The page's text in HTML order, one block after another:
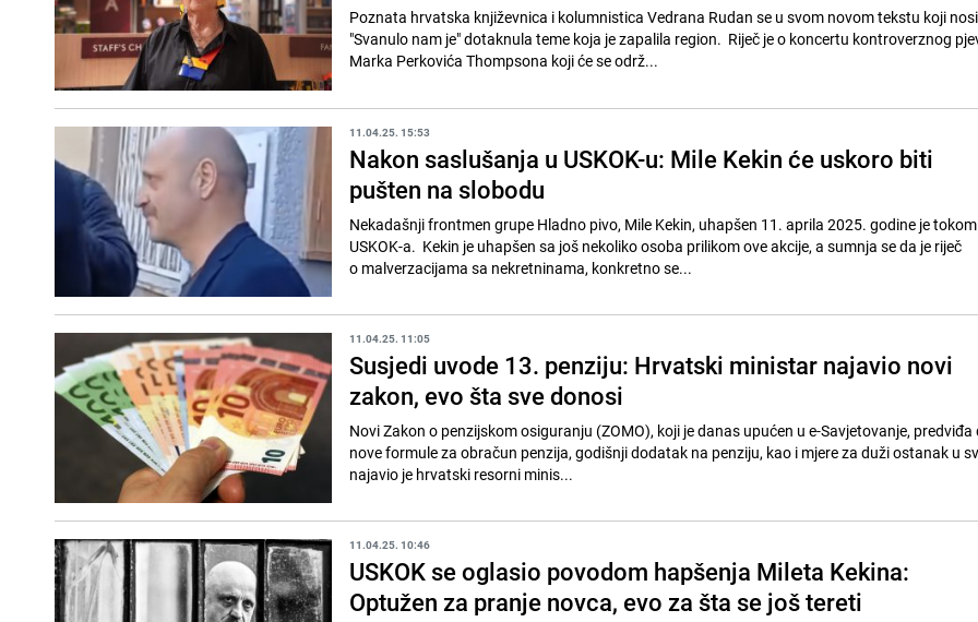
Poznata hrvatska književnica i kolumnistica Vedrana Rudan se u svom novom tekstu koji
"Svanulo nam je" dotaknula teme koja je zapalila region. Riječ je o koncertu kontroverznog
Marka Perkovića Thompsona koji će se održ...
11.04.25. 15:53
Nakon saslušanja u USKOK-u: Mile Kekin će uskoro biti
pušten na slobodu
Nekadašnji frontmen grupe Hladno pivo, Mile Kekin, uhapšen 11. aprila 2025. godine je
USKOK-a. Kekin je uhapšen sa još nekoliko osoba prilikom ove akcije, a sumnja se da je riječ
o malverzacijama sa nekretninama, konkretno se...
11.04.25. 11:05
Susjedi uvode 13. penziju: Hrvatski ministar najavio novi
zakon, evo šta sve donosi
Novi Zakon o penzijskom osiguranju (ZOMO), koji je danas upućen u e-Savjetovanje, predviđa
nove formule za obračun penzija, godišnji dodatak na penziju, kao i mjere za duži ostanak u
najavio je hrvatski resorni minis...
11.04.25. 10:46
USKOK se oglasio povodom hapšenja Mileta Kekina:
Optužen za pranje novca, evo za šta se još tereti